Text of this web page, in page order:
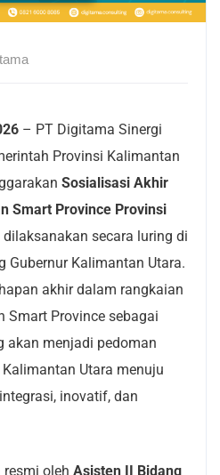
– PT Digitama Sinergi
Provinsi Kalimantan
Sosialisasi Akhir
Smart Province Provinsi
dilaksanakan secara luring di
Gubernur Kalimantan Utara.
akhir dalam rangkaian
Smart Province sebagai
akan menjadi pedoman
Utara menuju
inovatif, dan
resmi oleh Asisten II Bidang